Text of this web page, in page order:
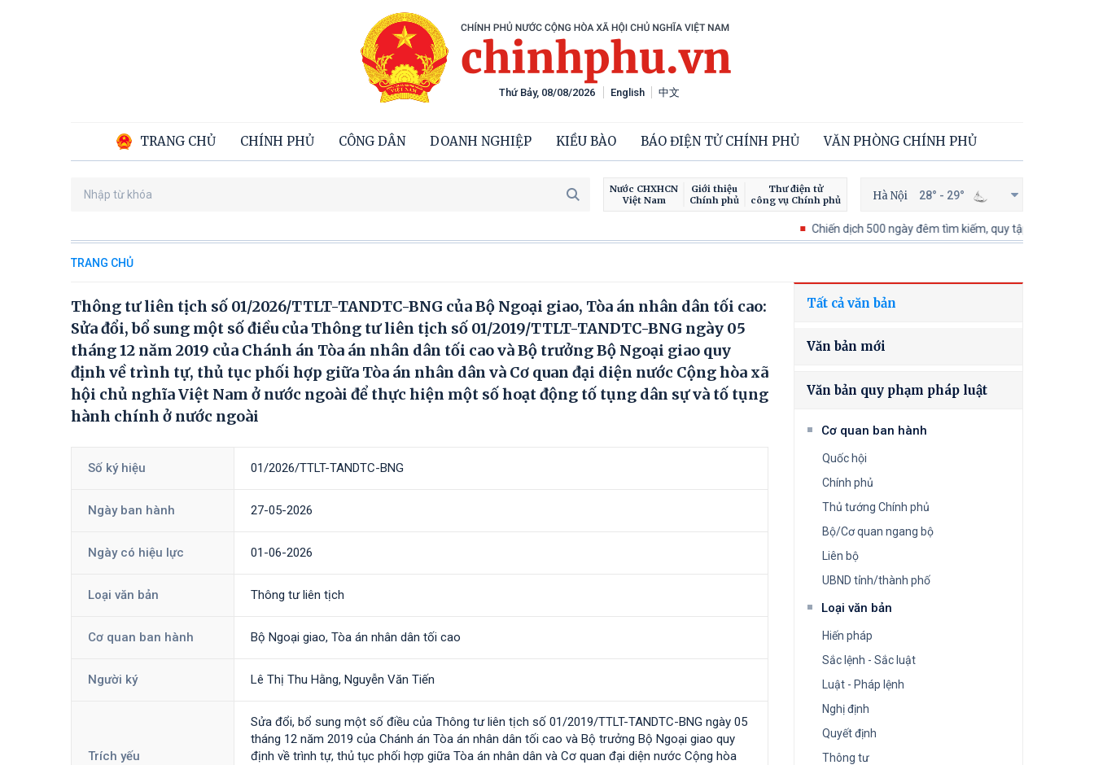
English 中文
TRANG CHỦ CHÍNH PHỦ CÔNG DÂN DOANH NGHIỆP KIỀU BÀO BÁO ĐIỆN TỬ CHÍNH PHỦ VĂN PHÒNG CHÍNH PHỦ
Thứ Bảy, 08/08/2026
Nước CHXHCN
Việt Nam
Giới thiệu
Chính phủ
Thư điện tử
công vụ Chính phủ
Hà Nội 28° - 29°
Chiến dịch 500 ngày đêm tìm kiếm, quy tập và xác định danh
TRANG CHỦ
Thông tư liên tịch số 01/2026/TTLT-TANDTC-BNG của Bộ Ngoại giao, Tòa án nhân dân tối cao:
Sửa đổi, bổ sung một số điều của Thông tư liên tịch số 01/2019/TTLT-TANDTC-BNG ngày 05
tháng 12 năm 2019 của Chánh án Tòa án nhân dân tối cao và Bộ trưởng Bộ Ngoại giao quy
định về trình tự, thủ tục phối hợp giữa Tòa án nhân dân và Cơ quan đại diện nước Cộng hòa xã
hội chủ nghĩa Việt Nam ở nước ngoài để thực hiện một số hoạt động tố tụng dân sự và tố tụng
hành chính ở nước ngoài
Số ký hiệu 01/2026/TTLT-TANDTC-BNG
Ngày ban hành 27-05-2026
Ngày có hiệu lực 01-06-2026
Loại văn bản Thông tư liên tịch
Cơ quan ban hành Bộ Ngoại giao, Tòa án nhân dân tối cao
Người ký Lê Thị Thu Hằng, Nguyễn Văn Tiến
Trích yếu
Sửa đổi, bổ sung một số điều của Thông tư liên tịch số 01/2019/TTLT-TANDTC-BNG ngày 05
tháng 12 năm 2019 của Chánh án Tòa án nhân dân tối cao và Bộ trưởng Bộ Ngoại giao quy
định về trình tự, thủ tục phối hợp giữa Tòa án nhân dân và Cơ quan đại diện nước Cộng hòa
Tất cả văn bản
Văn bản mới
Văn bản quy phạm pháp luật
Cơ quan ban hành
Quốc hội
Chính phủ
Thủ tướng Chính phủ
Bộ/Cơ quan ngang bộ
Liên bộ
UBND tỉnh/thành phố
Loại văn bản
Hiến pháp
Sắc lệnh - Sắc luật
Luật - Pháp lệnh
Nghị định
Quyết định
Thông tư